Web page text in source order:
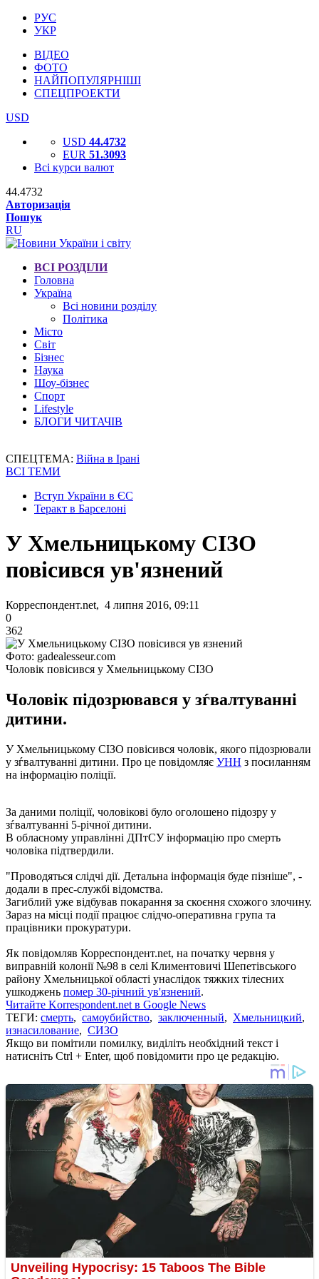
РУС
УКР
ВІДЕО
ФОТО
НАЙПОПУЛЯРНІШІ
СПЕЦПРОЕКТИ
USD
USD 44.4732
EUR 51.3093
Всі курси валют
44.4732
Авторизація
Пошук
RU
ВСІ РОЗДІЛИ
Головна
Україна
Всі новини розділу
Політика
Місто
Світ
Бізнес
Наука
Шоу-бізнес
Спорт
Lifestyle
БЛОГИ ЧИТАЧІВ
СПЕЦТЕМА: Війна в Ірані
ВСІ ТЕМИ
Вступ України в ЄС
Теракт в Барселоні
У Хмельницькому СІЗО
повісився ув'язнений
Корреспондент.net, 4 липня 2016, 09:11
0
362
Фото: gadealesseur.com
Чоловік повісився у Хмельницькому СІЗО
Чоловік підозрювався у зѓвалтуванні
дитини.
У Хмельницькому СІЗО повісився чоловік, якого підозрювали
у зѓвалтуванні дитини. Про це повідомляє УНН з посиланням
на інформацію поліції.
За даними поліції, чоловікові було оголошено підозру у
зѓвалтуванні 5-річної дитини.
В обласному управлінні ДПтСУ інформацію про смерть
чоловіка підтвердили.
"Проводяться слідчі дії. Детальна інформація буде пізніше", -
додали в прес-службі відомства.
Загиблий уже відбував покарання за скоєння схожого злочину.
Зараз на місці події працює слідчо-оперативна група та
працівники прокуратури.
Як повідомляв Корреспондент.net, на початку червня у
виправній колонії №98 в селі Климентовичі Шепетівського
району Хмельницької області унаслідок тяжких тілесних
ушкоджень помер 30-річний ув'язнений.
Читайте Korrespondent.net в Google News
ТЕГИ: смерть, самоубийство, заключенный, Хмельницкий,
изнасилование, СИЗО
Якщо ви помітили помилку, виділіть необхідний текст і
натисніть Ctrl + Enter, щоб повідомити про це редакцію.